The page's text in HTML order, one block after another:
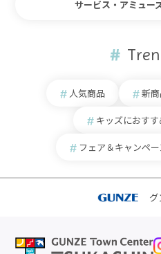
サービス・アミュー
人気商品 新
キッズにおすす
フェア＆キャンペー